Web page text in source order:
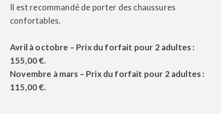
Il est recommandé de porter des chaussures
confortables.
Avril à octobre – Prix du forfait pour 2 adultes :
155,00 €.
Novembre à mars – Prix du forfait pour 2 adultes :
115,00 €.